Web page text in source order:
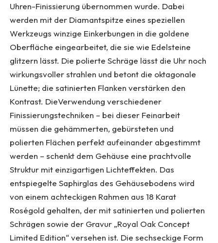
Uhren-Finissierung übernommen wurde. Dabei
werden mit der Diamantspitze eines speziellen
Werkzeugs winzige Einkerbungen in die goldene
Oberfläche eingearbeitet, die sie wie Edelsteine
glitzern lässt. Die polierte Schräge lässt die Uhr noch
wirkungsvoller strahlen und betont die oktagonale
Lünette; die satinierten Flanken verstärken den
Kontrast. DieVerwendung verschiedener
Finissierungstechniken – bei dieser Feinarbeit
müssen die gehämmerten, gebürsteten und
polierten Flächen perfekt aufeinander abgestimmt
werden – schenkt dem Gehäuse eine prachtvolle
Struktur mit einzigartigen Lichteffekten. Das
entspiegelte Saphirglas des Gehäusebodens wird
von einem achteckigen Rahmen aus 18 Karat
Roségold gehalten, der mit satinierten und polierten
Schrägen sowie der Gravur „Royal Oak Concept
Limited Edition“ versehen ist. Die sechseckige Form